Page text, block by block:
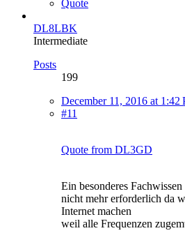
Quote
DL8LBK
Intermediate
Posts
199
December 11, 2016 at 1:42
#11
Quote from DL3GD
Ein besonderes
nicht mehr erforderlich da
Internet machen
weil alle Frequenzen